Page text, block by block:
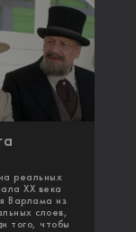
реальных
XX века
Варлама из
слоев,
того, чтобы